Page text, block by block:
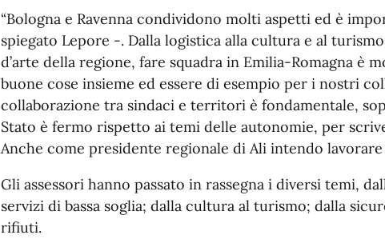
“Bologna e Ravenna condividono molti aspetti ed è
spiegato Lepore -. Dalla logistica alla cultura e al
d’arte della regione, fare squadra in Emilia-Romagna è
buone cose insieme ed essere di esempio per i nostri
collaborazione tra sindaci e territori è fondamentale,
Stato è fermo rispetto ai temi delle autonomie, per
Anche come presidente regionale di Ali intendo lavorare
Gli assessori hanno passato in rassegna i diversi temi,
servizi di bassa soglia; dalla cultura al turismo; dalla
rifiuti.